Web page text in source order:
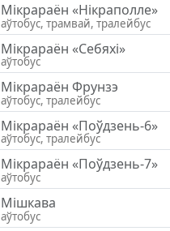
Мiкрараён «Нікраполле»
аўтобус, трамвай, тралейбус
Мікрараён «Себяхі»
аўтобус
Мікрараён Фрунзэ
аўтобус, тралейбус
Мікрараён «Поўдзень-6»
аўтобус, тралейбус
Мікрараён «Поўдзень-7»
аўтобус
Мішкава
аўтобус